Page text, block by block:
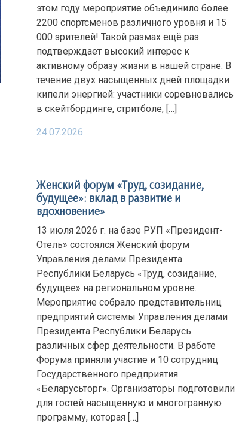
этом году мероприятие объединило более
2200 спортсменов различного уровня и 15
000 зрителей! Такой размах ещё раз
подтверждает высокий интерес к
активному образу жизни в нашей стране. В
течение двух насыщенных дней площадки
кипели энергией: участники соревновались
в скейтбординге, стритболе, […]
24.07.2026
Женский форум «Труд, созидание,
будущее»: вклад в развитие и
вдохновение»
13 июля 2026 г. на базе РУП «Президент-
Отель» состоялся Женский форум
Управления делами Президента
Республики Беларусь «Труд, созидание,
будущее» на региональном уровне.
Мероприятие собрало представительниц
предприятий системы Управления делами
Президента Республики Беларусь
различных сфер деятельности. В работе
Форума приняли участие и 10 сотрудниц
Государственного предприятия
«Беларусьторг». Организаторы подготовили
для гостей насыщенную и многогранную
программу, которая […]